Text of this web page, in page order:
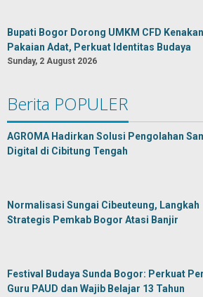
Bupati Bogor Dorong UMKM CFD Kenakan
Pakaian Adat, Perkuat Identitas Budaya
Sunday, 2 August 2026
Berita POPULER
AGROMA Hadirkan Solusi Pengolahan
Digital di Cibitung Tengah
Normalisasi Sungai Cibeuteung, Langkah
Strategis Pemkab Bogor Atasi Banjir
Festival Budaya Sunda Bogor: Perkuat
Guru PAUD dan Wajib Belajar 13 Tahun